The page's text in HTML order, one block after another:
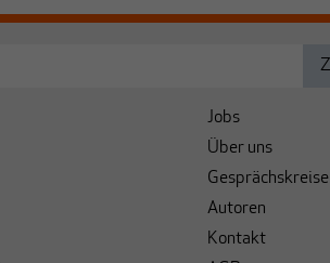
Jobs
Über uns
Gesprächskreise
Autoren
Kontakt